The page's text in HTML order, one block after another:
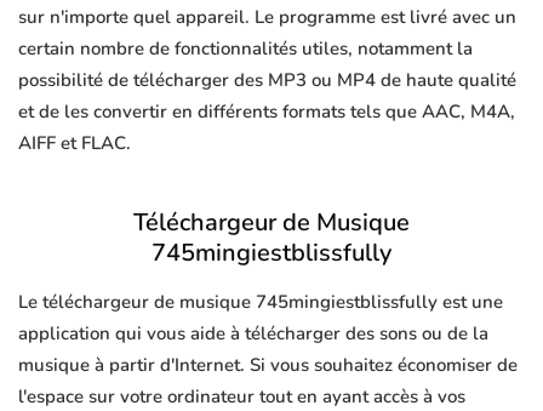
sur n'importe quel appareil. Le programme est livré avec un
certain nombre de fonctionnalités utiles, notamment la
possibilité de télécharger des MP3 ou MP4 de haute qualité
et de les convertir en différents formats tels que AAC, M4A,
AIFF et FLAC.
Téléchargeur de Musique
745mingiestblissfully
Le téléchargeur de musique 745mingiestblissfully est une
application qui vous aide à télécharger des sons ou de la
musique à partir d'Internet. Si vous souhaitez économiser de
l'espace sur votre ordinateur tout en ayant accès à vos